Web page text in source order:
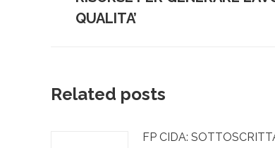
precedente:
QUALITA’
Related posts
FP CIDA: